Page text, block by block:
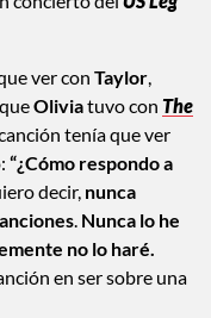
ver con Taylor,
queOliviatuvo con The
tenía que ver
“¿Cómo respondo a
decir, nunca
. Nunca lo he
no lo haré.
en ser sobre una